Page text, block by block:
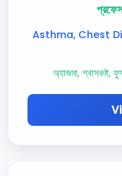
Asthma, Chest
অ্যাজমা, শ্বাসকষ্ট,